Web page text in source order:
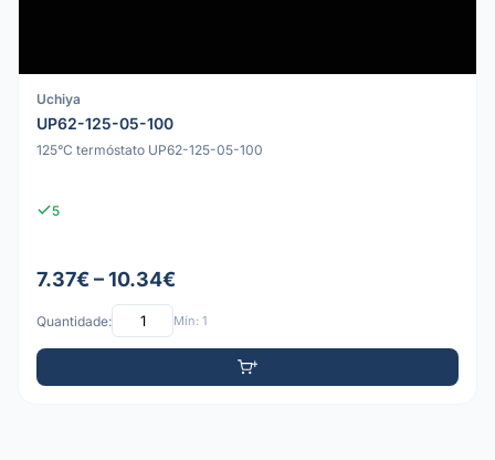
Uchiya
UP62-125-05-100
125°C termóstato UP62-125-05-100
5
7.37€ – 10.34€
Quantidade: Mín: 1